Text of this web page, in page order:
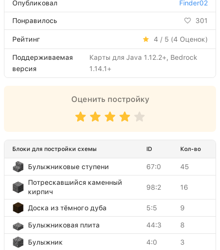
Опубликовал Finder02
Понравилось 301
Рейтинг 4 / 5 (4 Оценок)
Поддерживаемая
версия
Карты для Java 1.12.2+, Bedrock
1.14.1+
Оценить постройку
Блоки для постройки схемы ID Кол-во
Булыжниковые ступени 67:0 45
Потрескавшийся каменный
кирпич
98:2 16
Доска из тёмного дуба 5:5 9
Булыжниковая плита 44:3 8
Булыжник 4:0 3